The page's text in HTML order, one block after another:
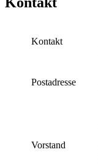
Kontakt
Postadresse
Vorstand